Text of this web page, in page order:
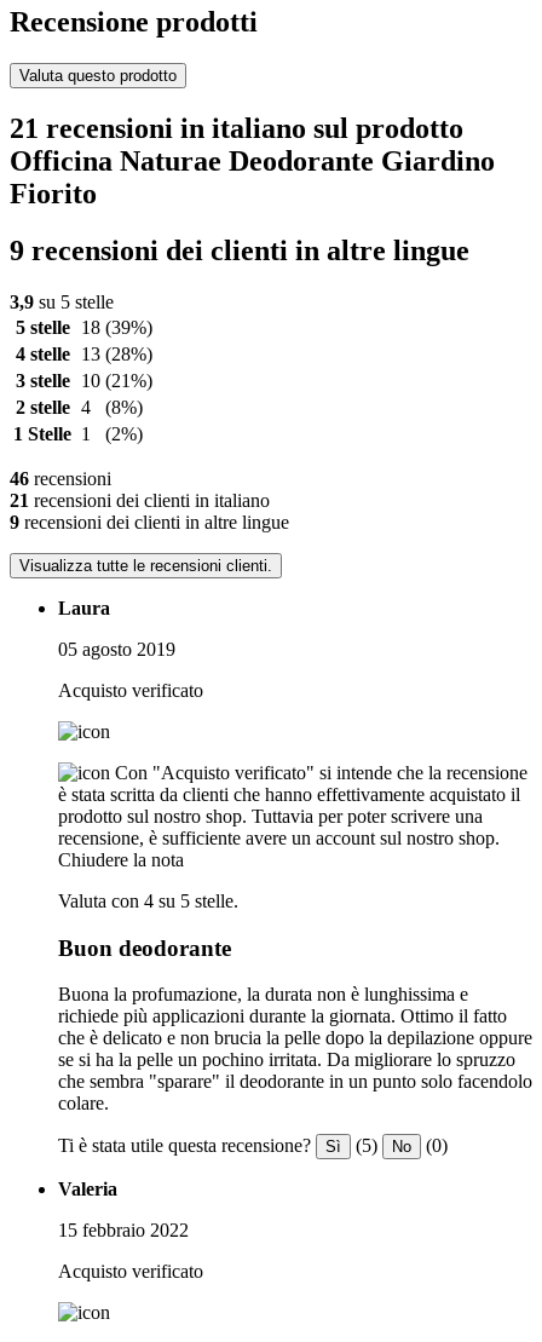
Recensione prodotti
Valuta questo prodotto
21 recensioni in italiano sul prodotto
Officina Naturae Deodorante Giardino
Fiorito
9 recensioni dei clienti in altre lingue
3,9 su 5 stelle
5 stelle
18 (39%)
4 stelle
13 (28%)
3 stelle
10 (21%)
2 stelle 4
(8%)
1 Stelle 1 (2%)
46 recensioni
21 recensioni dei clienti in italiano
9 recensioni dei clienti in altre lingue
Visualizza tutte le recensioni clienti.
Laura
05 agosto 2019
Acquisto verificato
Con "Acquisto verificato" si intende che la recensione
è stata scritta da clienti che hanno effettivamente acquistato il
prodotto sul nostro shop. Tuttavia per poter scrivere una
recensione, è sufficiente avere un account sul nostro shop.
Chiudere la nota
Valuta con 4 su 5 stelle.
Buon deodorante
Buona la profumazione, la durata non è lunghissima e
richiede più applicazioni durante la giornata. Ottimo il fatto
che è delicato e non brucia la pelle dopo la depilazione oppure
se si ha la pelle un pochino irritata. Da migliorare lo spruzzo
che sembra "sparare" il deodorante in un punto solo facendolo
colare.
Ti è stata utile questa recensione? Sì (5) No (0)
Valeria
15 febbraio 2022
Acquisto verificato